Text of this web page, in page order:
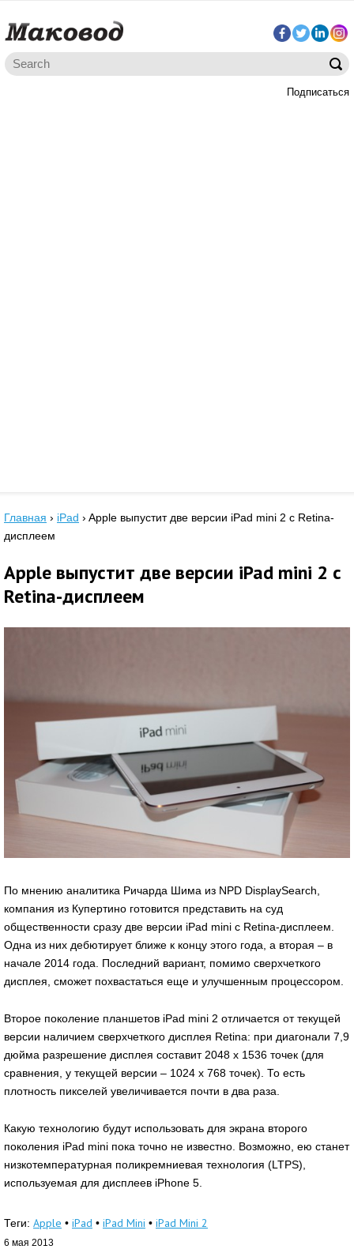
Подписаться
Главная › iPad › Apple выпустит две версии iPad mini 2 с Retina-
дисплеем
Apple выпустит две версии iPad mini 2 с
Retina-дисплеем
По мнению аналитика Ричарда Шима из NPD DisplaySearch,
компания из Купертино готовится представить на суд
общественности сразу две версии iPad mini с Retina-дисплеем.
Одна из них дебютирует ближе к концу этого года, а вторая – в
начале 2014 года. Последний вариант, помимо сверхчеткого
дисплея, сможет похвастаться еще и улучшенным процессором.
Второе поколение планшетов iPad mini 2 отличается от текущей
версии наличием сверхчеткого дисплея Retina: при диагонали 7,9
дюйма разрешение дисплея составит 2048 х 1536 точек (для
сравнения, у текущей версии – 1024 х 768 точек). То есть
плотность пикселей увеличивается почти в два раза.
Какую технологию будут использовать для экрана второго
поколения iPad mini пока точно не известно. Возможно, ею станет
низкотемпературная поликремниевая технология (LTPS),
используемая для дисплеев iPhone 5.
Теги: Apple • iPad • iPad Mini • iPad Mini 2
6 мая 2013